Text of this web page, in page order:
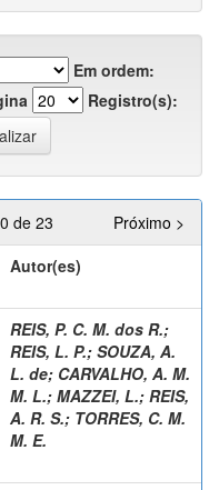
Em ordem:
Registro(s):
de 23
Próximo >
Autor(es)
REIS, P. C. M. dos R.;
REIS, L. P.; SOUZA, A.
L. de; CARVALHO, A. M.
M. L.; MAZZEI, L.; REIS,
A. R. S.; TORRES, C. M.
M. E.